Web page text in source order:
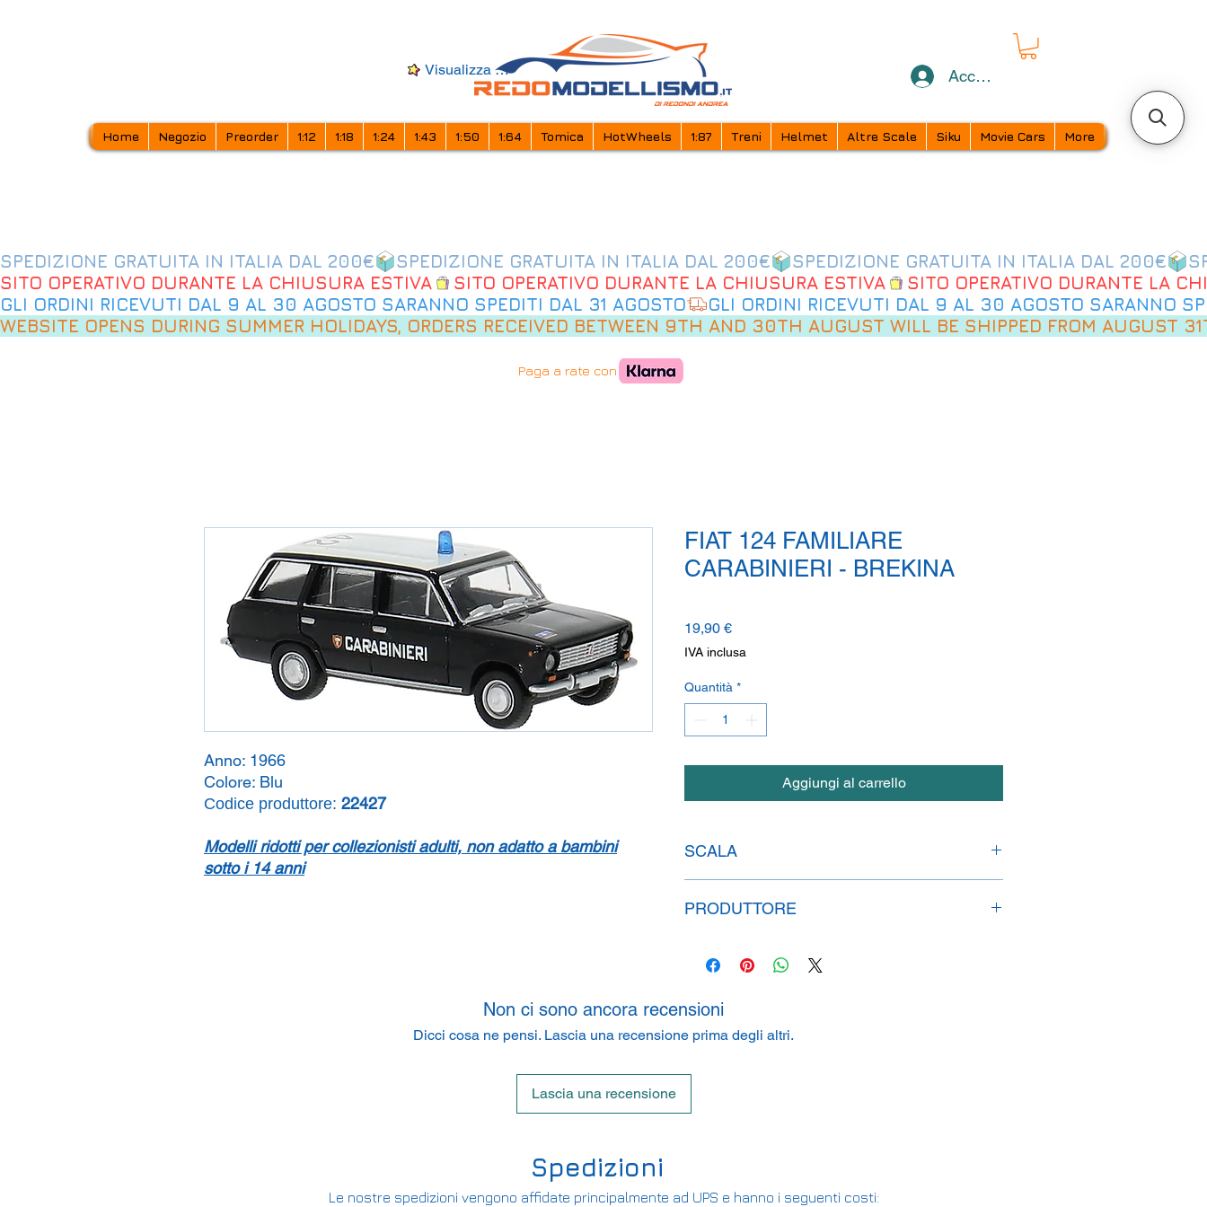
Visualizza punti Accedi
Home Negozio Preorder 1:12 1:18 1:24 1:43 1:50 1:64 Tomica HotWheels 1:87 Treni Helmet Altre Scale Siku Movie Cars More
SPEDIZIONE GRATUITA IN ITALIA DAL 200€
SITO OPERATIVO DURANTE LA CHIUSURA ESTIVA
GLI ORDINI RICEVUTI DAL 9 AL 30 AGOSTO SARANNO SPEDITI DAL 31 AGOSTO
WEBSITE OPENS DURING SUMMER HOLIDAYS, ORDERS RECEIVED BETWEEN 9TH AND 30TH AUGUST WILL BE SHIPPED FROM AUGUST
Paga a rate con
Anno: 1966
Colore: Blu
Codice produttore: 22427
Modelli ridotti per collezionisti adulti, non adatto a bambini
sotto i 14 anni
FIAT 124 FAMILIARE
CARABINIERI - BREKINA
19,90 €Prezzo
IVA inclusa
Quantità *
Aggiungi al carrello
SCALA
PRODUTTORE
Zeppelinstr. 8, 79331 Teningen, Germany
Non ci sono ancora recensioni
Dicci cosa ne pensi. Lascia una recensione prima degli altri.
Lascia una recensione
Spedizioni
Le nostre spedizioni vengono affidate principalmente ad UPS e hanno i seguenti costi: